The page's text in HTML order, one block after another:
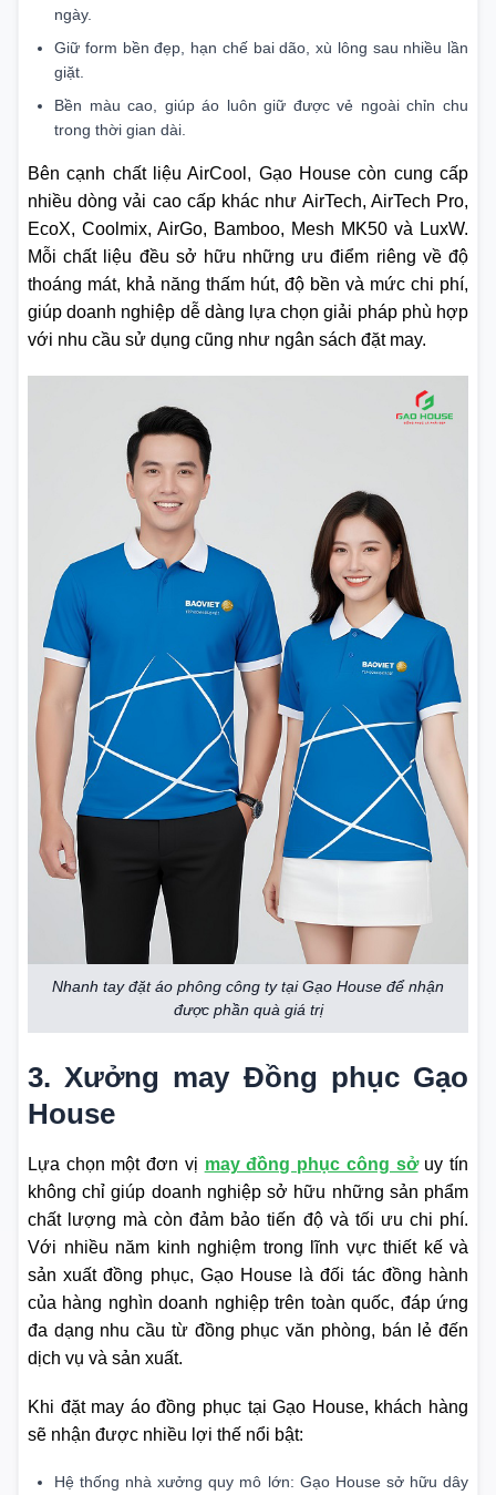
ngày.
Giữ form bền đẹp, hạn chế bai dão, xù lông sau nhiều lần
giặt.
Bền màu cao, giúp áo luôn giữ được vẻ ngoài chỉn chu
trong thời gian dài.
Bên cạnh chất liệu AirCool, Gạo House còn cung cấp
nhiều dòng vải cao cấp khác như AirTech, AirTech Pro,
EcoX, Coolmix, AirGo, Bamboo, Mesh MK50 và LuxW.
Mỗi chất liệu đều sở hữu những ưu điểm riêng về độ
thoáng mát, khả năng thấm hút, độ bền và mức chi phí,
giúp doanh nghiệp dễ dàng lựa chọn giải pháp phù hợp
với nhu cầu sử dụng cũng như ngân sách đặt may.
Nhanh tay đặt áo phông công ty tại Gạo House để nhận
được phần quà giá trị
3. Xưởng may Đồng phục Gạo
House
Lựa chọn một đơn vị may đồng phục công sởuy tín
không chỉ giúp doanh nghiệp sở hữu những sản phẩm
chất lượng mà còn đảm bảo tiến độ và tối ưu chi phí.
Với nhiều năm kinh nghiệm trong lĩnh vực thiết kế và
sản xuất đồng phục, Gạo House là đối tác đồng hành
của hàng nghìn doanh nghiệp trên toàn quốc, đáp ứng
đa dạng nhu cầu từ đồng phục văn phòng, bán lẻ đến
dịch vụ và sản xuất.
Khi đặt may áo đồng phục tại Gạo House, khách hàng
sẽ nhận được nhiều lợi thế nổi bật:
Hệ thống nhà xưởng quy mô lớn: Gạo House sở hữu dây